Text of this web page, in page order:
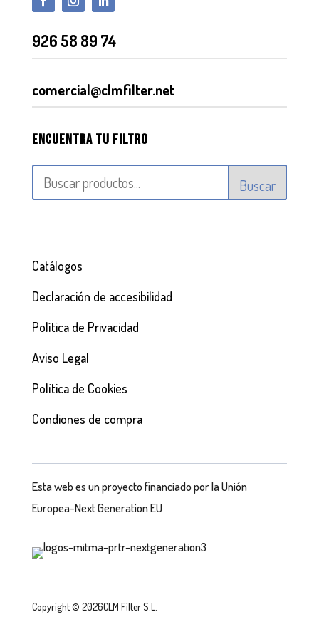
926 58 89 74
comercial@clmfilter.net
Encuentra tu filtro
Buscar
Catálogos
Declaración de accesibilidad
Política de Privacidad
Aviso Legal
Política de Cookies
Condiones de compra
Esta web es un proyecto financiado por la Unión
Europea-Next Generation EU
Copyright © 2026CLM Filter S.L.